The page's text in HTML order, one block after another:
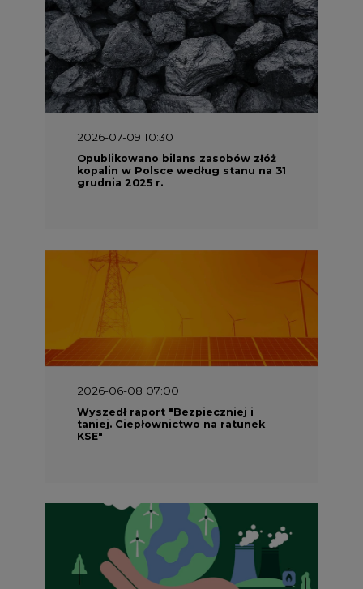
2026-07-09 10:30
Opublikowano bilans zasobów złóż
kopalin w Polsce według stanu na 31
grudnia 2025 r.
2026-06-08 07:00
Wyszedł raport "Bezpieczniej i
taniej. Ciepłownictwo na ratunek
KSE"